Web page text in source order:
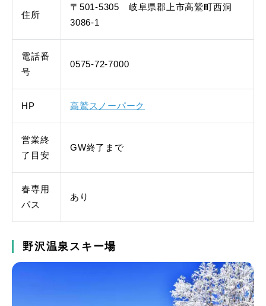
住所
〒501-5305 岐阜県郡上市高鷲町西洞
3086-1
電話番
号
0575-72-7000
HP 高鷲スノーパーク
営業終
了目安
GW終了まで
春専用
パス
あり
野沢温泉スキー場